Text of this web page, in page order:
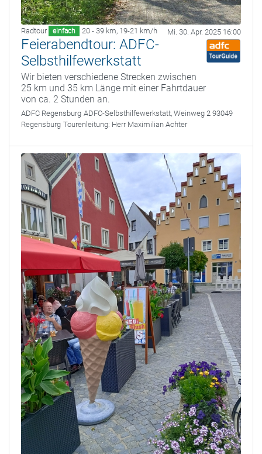
Radtour einfach 20 - 39 km, 19-21 km/h Mi. 30. Apr. 2025 16:00
Feierabendtour: ADFC-
Selbsthilfewerkstatt
Wir bieten verschiedene Strecken zwischen
25 km und 35 km Länge mit einer Fahrtdauer
von ca. 2 Stunden an.
ADFC Regensburg ADFC-Selbsthilfewerkstatt, Weinweg 2 93049
Regensburg Tourenleitung: Herr Maximilian Achter